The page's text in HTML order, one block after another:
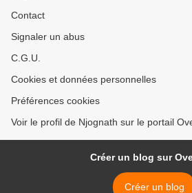
Contact
Signaler un abus
C.G.U.
Cookies et données personnelles
Préférences cookies
Voir le profil de Njognath sur le portail
Créer un blog sur
Créer un blog